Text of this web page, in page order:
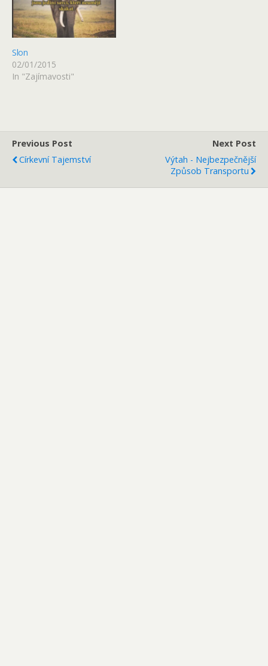
Slon
02/01/2015
In "Zajímavosti"
Previous Post
Církevní Tajemství
Next Post
Výtah - Nejbezpečnější
Způsob Transportu